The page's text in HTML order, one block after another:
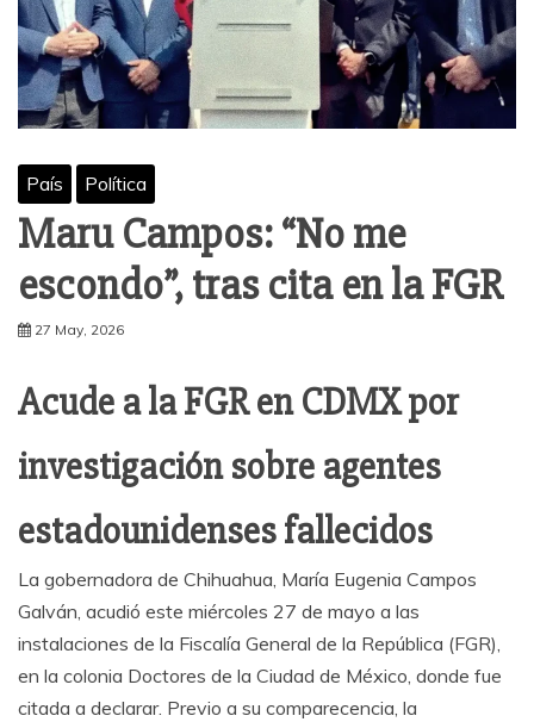
País Política
Maru Campos: “No me
escondo”, tras cita en la FGR
27 May, 2026
Acude a la FGR en CDMX por
investigación sobre agentes
estadounidenses fallecidos
La gobernadora de Chihuahua, María Eugenia Campos
Galván, acudió este miércoles 27 de mayo a las
instalaciones de la Fiscalía General de la República (FGR),
en la colonia Doctores de la Ciudad de México, donde fue
citada a declarar. Previo a su comparecencia, la